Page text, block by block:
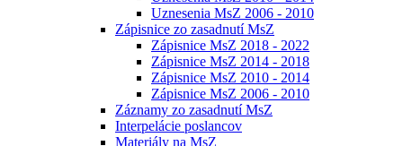
Uznesenia MsZ 2006 - 2010
Zápisnice zo zasadnutí MsZ
Zápisnice MsZ 2018 - 2022
Zápisnice MsZ 2014 - 2018
Zápisnice MsZ 2010 - 2014
Zápisnice MsZ 2006 - 2010
Záznamy zo zasadnutí MsZ
Interpelácie poslancov
Materiály na MsZ